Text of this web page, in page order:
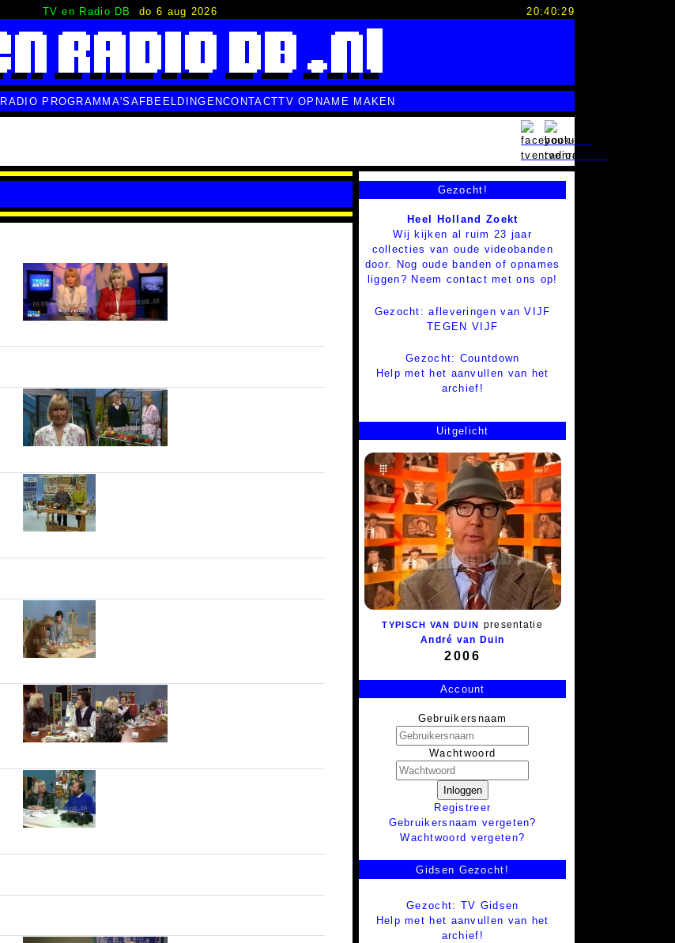
TV en Radio DB do 6 aug 2026 20:40:29
RADIO PROGRAMMA'S AFBEELDINGENCONTACTTV OPNAME MAKEN
Gezocht!
Heel Holland Zoekt
Wij kijken al ruim 23 jaar
collecties van oude videobanden
door. Nog oude banden of opnames
liggen? Neem contact met ons op!
Gezocht: afleveringen van VIJF
TEGEN VIJF
Gezocht: Countdown
Help met het aanvullen van het
archief!
Uitgelicht
TYPISCH VAN DUIN presentatie
André van Duin
2006
Account
Gebruikersnaam
Wachtwoord
Inloggen
Registreer
Gebruikersnaam vergeten?
Wachtwoord vergeten?
Gidsen Gezocht!
Gezocht: TV Gidsen
Help met het aanvullen van het
archief!